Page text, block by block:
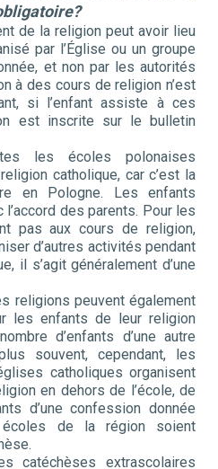
de la religion peut avoir lieu
par l’Église ou un groupe
et non par les autorités
à des cours de religion n’est
si l’enfant assiste à ces
est inscrite sur le bulletin
les écoles polonaises
catholique, car c’est la
en Pologne. Les enfants
des parents. Pour les
pas aux cours de religion,
d’autres activités pendant
il s’agit généralement d’une
religions peuvent également
les enfants de leur religion
d’enfants d’une autre
souvent, cependant, les
catholiques organisent
en dehors de l’école, de
d’une confession donnée
écoles de la région soient
catéchèses extrascolaires